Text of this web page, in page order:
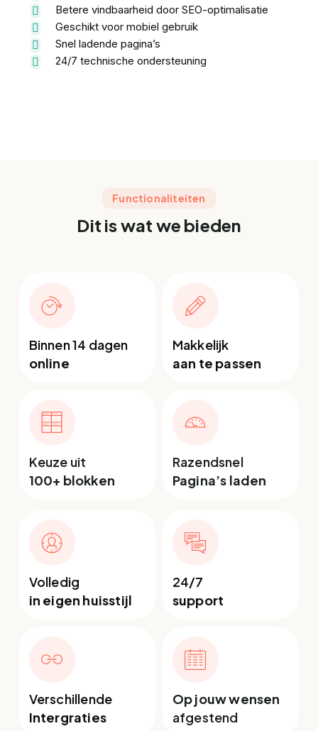
Betere vindbaarheid door SEO-optimalisatie
Geschikt voor mobiel gebruik
Snel ladende pagina’s
24/7 technische ondersteuning
Functionaliteiten
Dit is wat we bieden
Binnen 14 dagen
online
Makkelijk
aan te passen
Keuze uit
100+ blokken
Razendsnel
Pagina’s laden
Volledig
in eigen huisstijl
24/7
support
Verschillende
Intergraties
Op jouw wensen
afgestend